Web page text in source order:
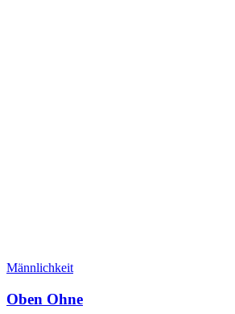
Männlichkeit
Oben Ohne